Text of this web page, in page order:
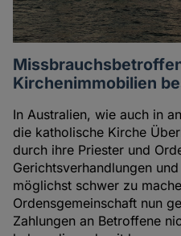
Kirchenimmobilien
In Australien, wie auch in
die katholische Kirche
durch ihre Priester und
Gerichtsverhandlungen
möglichst schwer zu
Ordensgemeinschaft nun
Zahlungen an Betroffene